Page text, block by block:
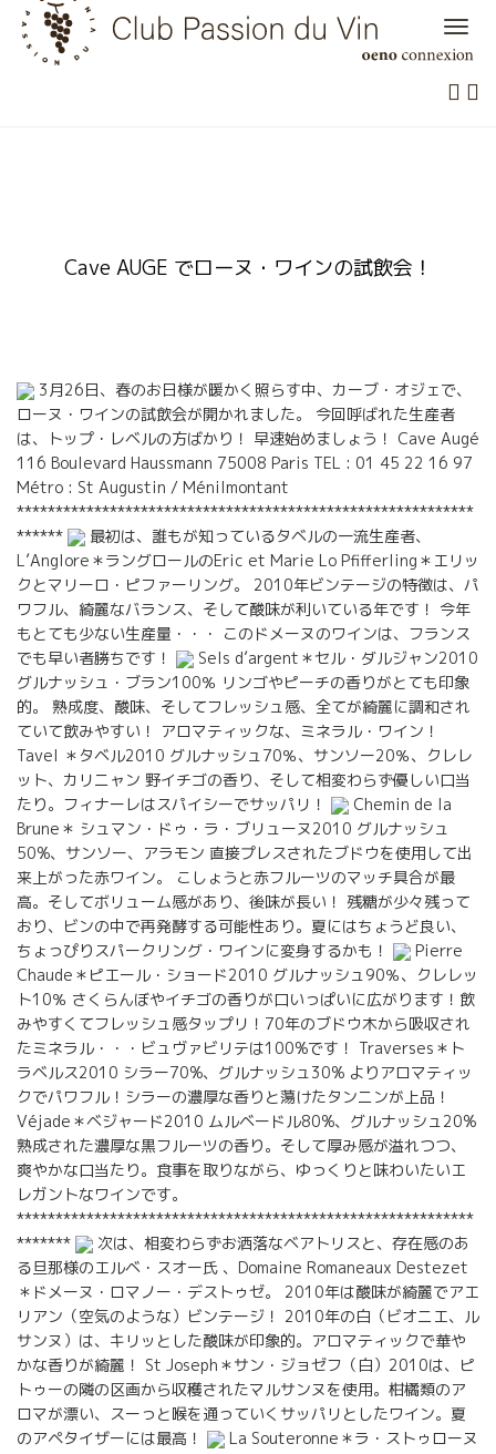
Skip
content
Cave AUGE でローヌ・ワインの試飲会！
3月26日、春のお日様が暖かく照らす中、カーブ・オジェで、
ローヌ・ワインの試飲会が開かれました。 今回呼ばれた生産者
は、トップ・レベルの方ばかり！ 早速始めましょう！ Cave Augé
116 Boulevard Haussmann 75008 Paris TEL : 01 45 22 16 97
Métro : St Augustin / Ménilmontant
***********************************************************
******
最初は、誰もが知っているタベルの一流生産者、
L’Anglore＊ラングロールのEric et Marie Lo Pfifferling＊エリッ
クとマリーロ・ピファーリング。 2010年ビンテージの特徴は、パ
ワフル、綺麗なバランス、そして酸味が利いている年です！ 今年
もとても少ない生産量・・・ このドメーヌのワインは、フランス
でも早い者勝ちです！
Sels d’argent＊セル・ダルジャン2010
グルナッシュ・ブラン100％ リンゴやピーチの香りがとても印象
的。 熟成度、酸味、そしてフレッシュ感、全てが綺麗に調和され
ていて飲みやすい！ アロマティックな、ミネラル・ワイン！
Tavel ＊タベル2010 グルナッシュ70％、サンソー20％、クレレ
ット、カリニャン 野イチゴの香り、そして相変わらず優しい口当
たり。フィナーレはスパイシーでサッパリ！
Chemin de la
Brune＊ シュマン・ドゥ・ラ・ブリューヌ2010 グルナッシュ
50%、サンソー、アラモン 直接プレスされたブドウを使用して出
来上がった赤ワイン。 こしょうと赤フルーツのマッチ具合が最
高。そしてボリューム感があり、後味が長い！ 残糖が少々残って
おり、ビンの中で再発酵する可能性あり。夏にはちょうど良い、
ちょっぴりスパークリング・ワインに変身するかも！
Pierre
Chaude＊ピエール・ショード2010 グルナッシュ90％、クレレッ
ト10％ さくらんぼやイチゴの香りが口いっぱいに広がります！飲
みやすくてフレッシュ感タップリ！70年のブドウ木から吸収され
たミネラル・・・ビュヴァビリテは100%です！ Traverses＊ト
ラベルス2010 シラー70%、グルナッシュ30% よりアロマティッ
クでパワフル！シラーの濃厚な香りと蕩けたタンニンが上品！
Véjade＊ベジャード2010 ムルベードル80%、グルナッシュ20%
熟成された濃厚な黒フルーツの香り。そして厚み感が溢れつつ、
爽やかな口当たり。食事を取りながら、ゆっくりと味わいたいエ
レガントなワインです。
***********************************************************
*******
次は、相変わらずお洒落なベアトリスと、存在感のあ
る旦那様のエルベ・スオー氏 、Domaine Romaneaux Destezet
＊ドメーヌ・ロマノー・デストゥゼ。 2010年は酸味が綺麗でアエ
リアン（空気のような）ビンテージ！ 2010年の白（ビオニエ、ル
サンヌ）は、キリッとした酸味が印象的。アロマティックで華や
かな香りが綺麗！ St Joseph＊サン・ジョゼフ（白）2010は、ピ
トゥーの隣の区画から収穫されたマルサンヌを使用。柑橘類のア
ロマが漂い、スーっと喉を通っていくサッパリとしたワイン。夏
のアペタイザーには最高！
La Souteronne＊ラ・ストゥローヌ